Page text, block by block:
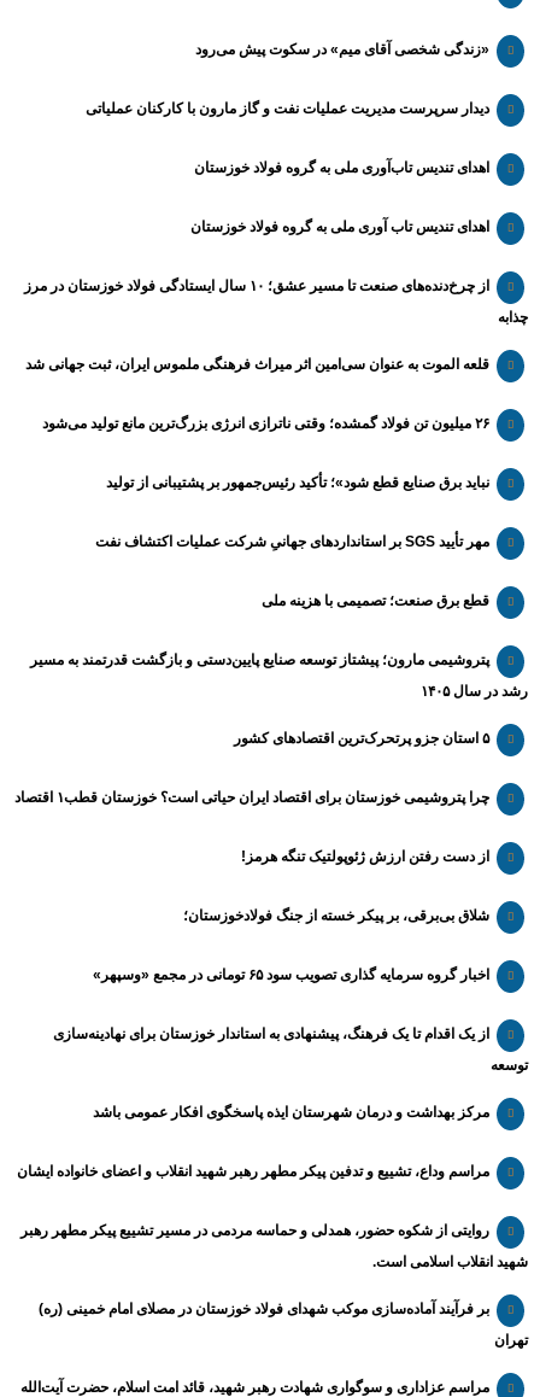
«زندگی شخصی آقای میم» در سکوت پیش می‌رود
دیدار سرپرست مدیریت عملیات نفت و گاز مارون با کارکنان عملیاتی
اهدای تندیس تاب‌آوری ملی به گروه فولاد خوزستان
اهدای تندیس تاب آوری ملی به گروه فولاد خوزستان
از چرخ‌دنده‌های صنعت تا مسیر عشق؛ ۱۰ سال ایستادگی فولاد خوزستان در مرز
چذابه
قلعه الموت به عنوان سی‌امین اثر میراث‌ فرهنگی ملموس ایران، ثبت جهانی شد
۲۶ میلیون تن فولاد گمشده؛ وقتی ناترازی انرژی بزرگ‌ترین مانع تولید می‌شود
نباید برق صنایع قطع شود»؛ تأکید رئیس‌جمهور بر پشتیبانی از تولید
مهر تأیید SGS بر استانداردهای جهانیِ شرکت عملیات اکتشاف نفت
قطع برق صنعت؛ تصمیمی با هزینه ملی
پتروشیمی مارون؛ پیشتاز توسعه صنایع پایین‌دستی و بازگشت قدرتمند به مسیر
رشد در سال ۱۴۰۵
۵ استان جزو پرتحرک‌ترین اقتصاد‌های کشور
چرا پتروشیمی خوزستان برای اقتصاد ایران حیاتی است؟ خوزستان قطب۱ اقتصاد
از دست رفتن ارزش ژئوپولتیک تنگه هرمز!
شلاق‌ بی‌برقی، بر پیکر خسته‌ از جنگ فولادخوزستان؛
اخبار گروه سرمایه گذاری تصویب سود ۶۵ تومانی در مجمع «وسپهر»
از یک اقدام تا یک فرهنگ، پیشنهادی به استاندار خوزستان برای نهادینه‌سازی
توسعه
مرکز بهداشت و درمان شهرستان ایذه پاسخگوی افکار عمومی باشد
مراسم وداع، تشییع و تدفین پیکر مطهر رهبر شهید انقلاب و اعضای خانواده ایشان
روایتی از شکوه حضور، همدلی و حماسه مردمی در مسیر تشییع پیکر مطهر رهبر
شهید انقلاب اسلامی است.
بر فرآیند آماده‌سازی موکب شهدای فولاد خوزستان در مصلای امام خمینی (ره)
تهران
مراسم عزاداری و سوگواری شهادت رهبر شهید، قائد امت اسلام، حضرت آیت‌الله